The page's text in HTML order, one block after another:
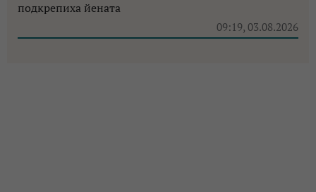
подкрепиха йената
09:19, 03.08.2026